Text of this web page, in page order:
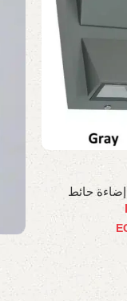
إضاءة حائط